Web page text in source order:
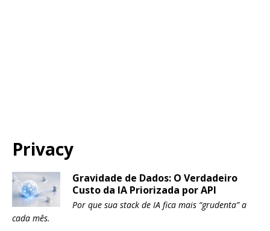
Privacy
Gravidade de Dados: O Verdadeiro
Custo da IA Priorizada por API
Por que sua stack de IA fica mais “grudenta” a
cada mês.